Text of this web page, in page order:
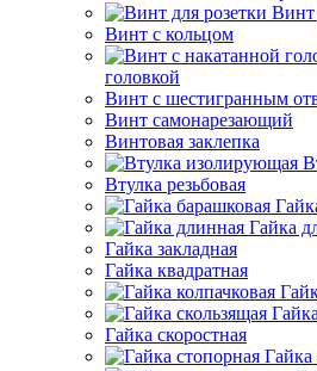
Винт
Винт с кольцом
головкой
Винт с шестигранным
Винт самонарезающий
Винтовая заклепка
Втулка резьбовая
Гайка
Гайка закладная
Гайка квадратная
Гайка скоростная
Гайка